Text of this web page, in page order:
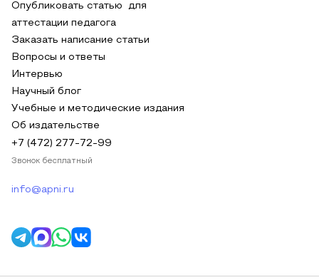
Опубликовать статью для
аттестации педагога
Заказать написание статьи
Вопросы и ответы
Интервью
Научный блог
Учебные и методические издания
Об издательстве
+7 (472) 277-72-99
Звонок бесплатный
info@apni.ru